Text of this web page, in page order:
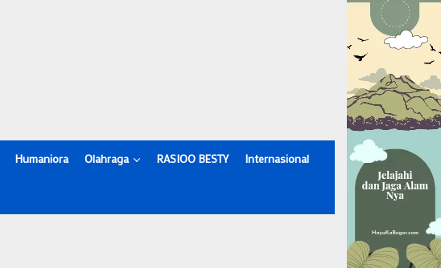
Humaniora Olahraga RASIOO BESTY Internasional